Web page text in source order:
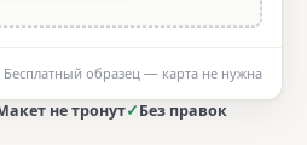
Бесплатный образец — карта не нужна
не тронут✓Без правок